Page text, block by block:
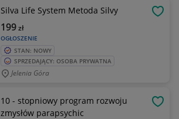
Silva Life System Metoda Silvy
OGŁOSZENIE
199zł
STAN: NOWY
SPRZEDAJĄCY: OSOBA PRYWATNA
Jelenia Góra
10 - stopniowy program rozwoju
zmysłów parapsychic